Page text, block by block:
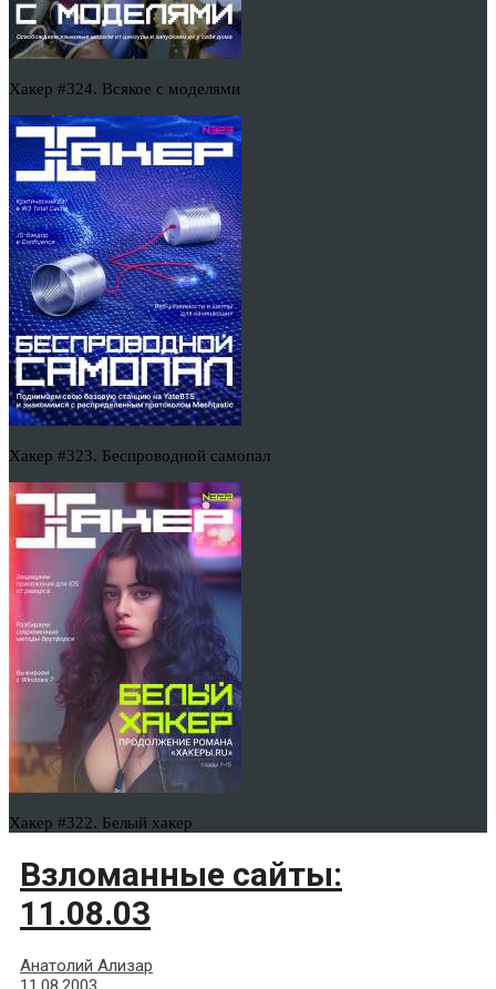
Хакер #324. Всякое с моделями
Хакер #323. Беспроводной самопал
Хакер #322. Белый хакер
Взломанные сайты:
11.08.03
Анатолий Ализар